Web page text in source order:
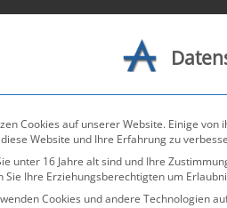
Cookies auf unserer Website. Einige von
Website und Ihre Erfahrung zu
unter 16 Jahre alt sind und Ihre
Sie Ihre Erziehungsberechtigten um
Cookies und andere Technologien